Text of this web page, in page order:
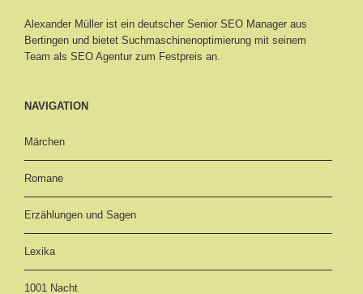
Alexander Müller ist ein deutscher Senior SEO Manager aus
Bertingen und bietet Suchmaschinenoptimierung mit seinem
Team als SEO Agentur zum Festpreis an.
NAVIGATION
Märchen
Romane
Erzählungen und Sagen
Lexika
1001 Nacht